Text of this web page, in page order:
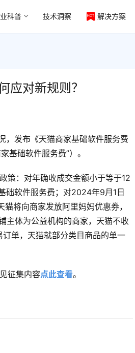
科普 技术洞察 解决方案
应对新规则？
，发布《天猫商家基础软件服务费
基础软件服务费”）。
：对年确收成交金额小于等于12
础软件服务费；对2024年9月1日
将向商家发放阿里妈妈优惠券，
主体为公益机构的商家，天猫不收
单，天猫就部分类目商品的单一
征集内容点此查看。